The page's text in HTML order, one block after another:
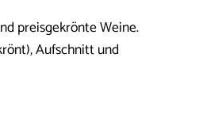
preisgekrönte Weine.
Aufschnitt und